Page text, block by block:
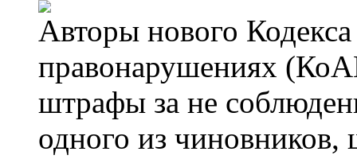
Авторы нового
правонарушениях
штрафы за не
одного из